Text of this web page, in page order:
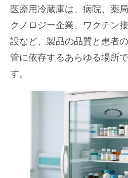
医療用冷蔵庫は、病院、薬
クノロジー企業、ワクチン
設など、製品の品質と患者
管に依存するあらゆる場所
す。